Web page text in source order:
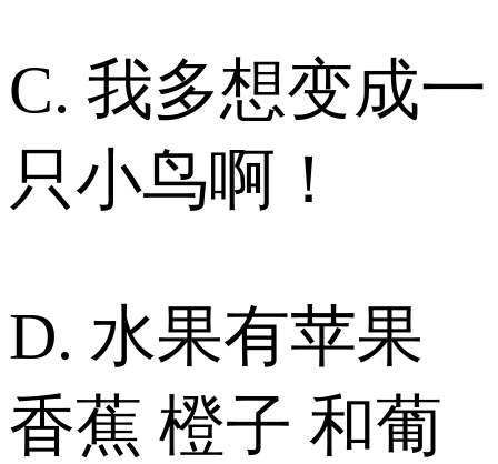
C. 我多想变成一
只小鸟啊！
D. 水果有苹果
香蕉 橙子 和葡